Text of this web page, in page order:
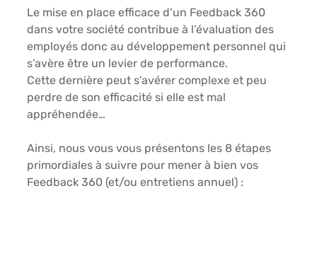
Le mise en place efficace d’un Feedback 360
dans votre société contribue à l’évaluation des
employés donc au développement personnel qui
s’avère être un levier de performance.
Cette dernière peut s’avérer complexe et peu
perdre de son efficacité si elle est mal
appréhendée…
Ainsi, nous vous vous présentons les 8 étapes
primordiales à suivre pour mener à bien vos
Feedback 360 (et/ou entretiens annuel) :